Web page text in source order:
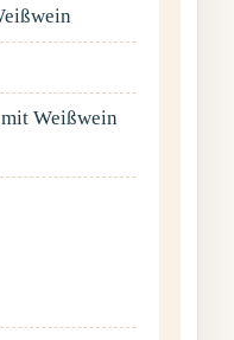
Weißwein